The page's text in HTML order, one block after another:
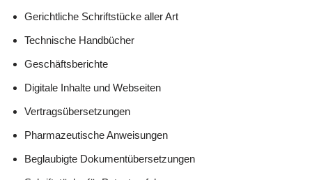
Gerichtliche Schriftstücke aller Art
Technische Handbücher
Geschäftsberichte
Digitale Inhalte und Webseiten
Vertragsübersetzungen
Pharmazeutische Anweisungen
Beglaubigte Dokumentübersetzungen